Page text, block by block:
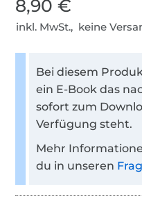
8,90 €
inkl. MwSt., keine
Bei diesem
ein E-Book das
sofort zum
Verfügung steht.
Mehr
du in unseren